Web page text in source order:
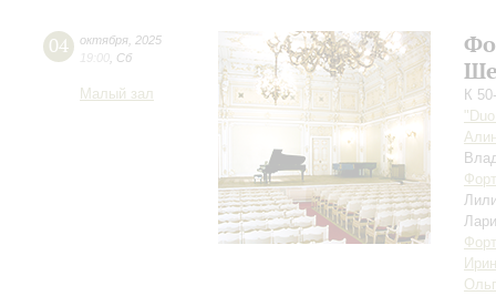
04 октября 2025
19:00 Сб
Малый зал
К